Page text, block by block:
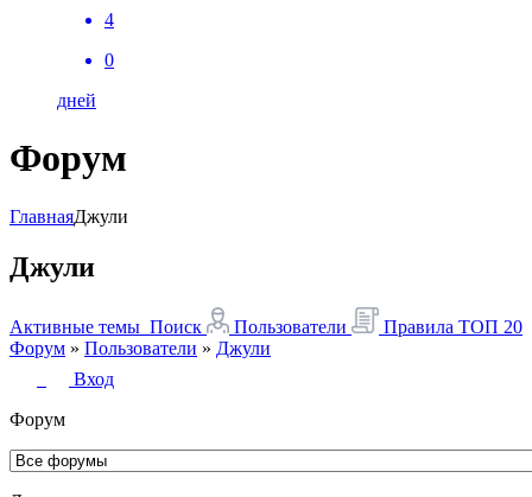
4
0
дней
Форум
ГлавнаяДжули
Джули
Активные темы Поиск Пользователи Правила ТОП 20
Форум » Пользователи » Джули
Вход
Форум